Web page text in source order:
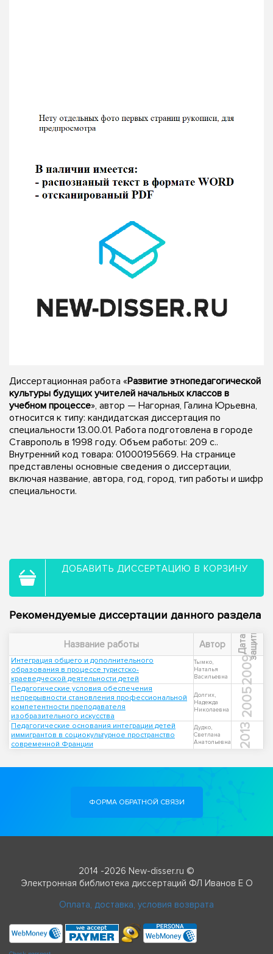
Диссертационная работа «Развитие этнопедагогической
культуры будущих учителей начальных классов в
учебном процессе», автор — Нагорная, Галина Юрьевна,
относится к типу: кандидатская диссертация по
специальности 13.00.01. Работа подготовлена в городе
Ставрополь в 1998 году. Объем работы: 209 с..
Внутренний код товара: 01000195669. На странице
представлены основные сведения о диссертации,
включая название, автора, год, город, тип работы и шифр
специальности.
ДОБАВИТЬ ДИССЕРТАЦИЮ В КОРЗИНУ
Рекомендуемые диссертации данного раздела
Название работы Автор Д
а
т
а
з
а
щ
и
т ы
Интеграция общего и дополнительного
образования в процессе туристско-
краеведческой деятельности детей
Тымко,
Наталья
Васильевна
2009
Педагогические условия обеспечения
непрерывности становления профессиональной
компетентности преподавателя
изобразительного искусства
Долгих,
Надежда
Николаевна
2005
Педагогические основания интеграции детей
иммигрантов в социокультурное пространство
современной Франции
Дудко,
Светлана
Анатольевна
2013
ФОРМА ОБРАТНОЙ СВЯЗИ
2014 -2026 New-disser.ru ©
Электронная библиотека диссертаций ФЛ Иванов Е О
Оплата, доставка, условия возврата